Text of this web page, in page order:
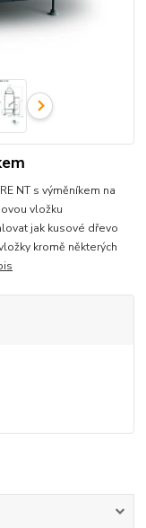
NT s výměníkem na
vložku
jak kusové dřevo
kromě některých